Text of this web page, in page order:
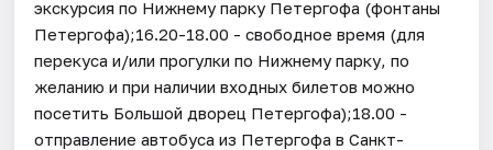
экскурсия по Нижнему парку Петергофа (фонтаны
Петергофа);16.20-18.00 - свободное время (для
перекуса и/или прогулки по Нижнему парку, по
желанию и при наличии входных билетов можно
посетить Большой дворец Петергофа);18.00 -
отправление автобуса из Петергофа в Санкт-